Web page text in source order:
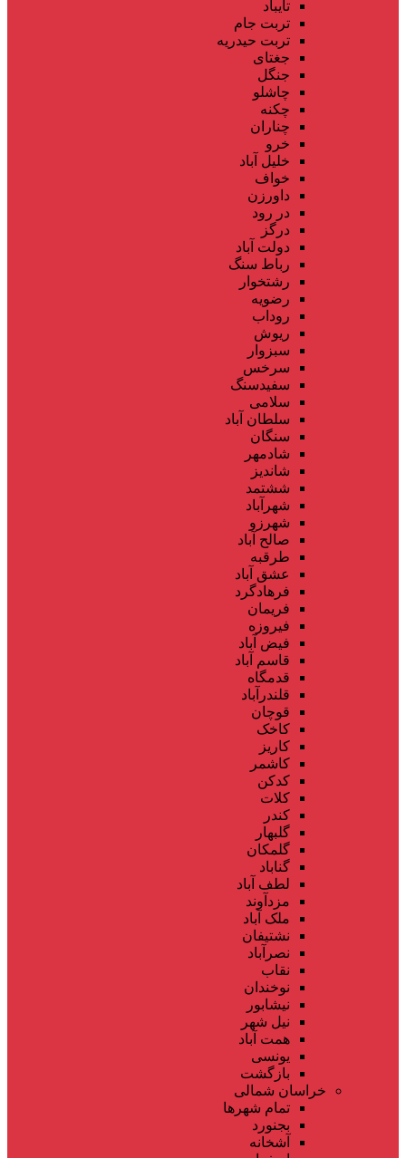
تایباد
تربت جام
تربت حیدریه
جغتای
جنگل
چاشلو
چکنه
چناران
خرو
خلیل آباد
خواف
داورزن
در رود
درگز
دولت آباد
رباط سنگ
رشتخوار
رضویه
روداب
ریوش
سبزوار
سرخس
سفیدسنگ
سلامی
سلطان آباد
سنگان
شادمهر
شاندیز
ششتمد
شهرآباد
شهرزو
صالح آباد
طرقبه
عشق آباد
فرهادگرد
فریمان
فیروزه
فیض آباد
قاسم آباد
قدمگاه
قلندرآباد
قوچان
کاخک
کاریز
کاشمر
کدکن
کلات
کندر
گلبهار
گلمکان
گناباد
لطف آباد
مزدآوند
ملک آباد
نشتیفان
نصرآباد
نقاب
نوخندان
نیشابور
نیل شهر
همت آباد
یونسی
بازگشت
خراسان شمالی
تمام شهر‌ها
بجنورد
آشخانه